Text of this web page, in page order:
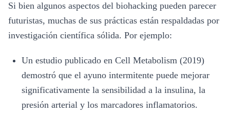
Si bien algunos aspectos del biohacking pueden parecer
futuristas, muchas de sus prácticas están respaldadas por
investigación científica sólida. Por ejemplo:
Un estudio publicado en Cell Metabolism (2019)
demostró que el ayuno intermitente puede mejorar
significativamente la sensibilidad a la insulina, la
presión arterial y los marcadores inflamatorios.